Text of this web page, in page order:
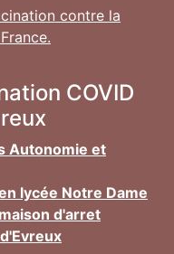
contre la
COVID
Autonomie et
lycée Notre Dame
d'arret